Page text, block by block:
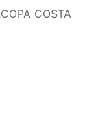
COSTA